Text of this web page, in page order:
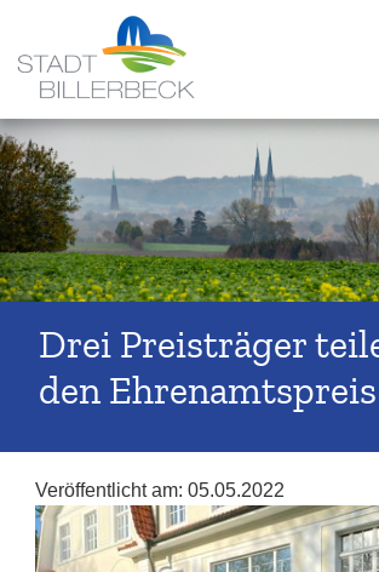
Drei Preisträger
den Ehrenamtspreis
Veröffentlicht am: 05.05.2022